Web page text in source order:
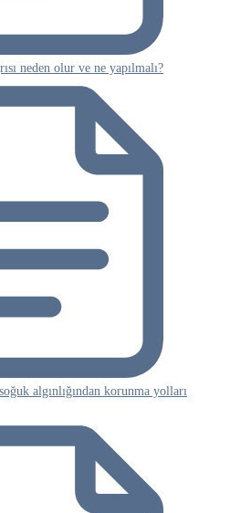
neden olur ve ne yapılmalı?
algınlığından korunma yolları